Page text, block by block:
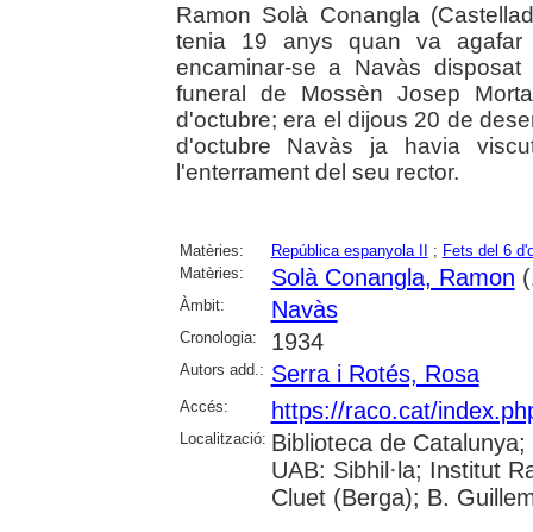
Ramon Solà Conangla
tenia 19 anys quan va agafar
encaminar-se a Navàs
funeral de Mossèn Josep
d'octubre; era el dijous 20 de
d'octubre Navàs ja havia
l'enterrament del seu rector.
Matèries: República espanyola II ; Fets del 6
Matèries:
Solà Conangla, Ramon
Àmbit: Navàs
Cronologia: 1934
Autors add.: Serra i Rotés, Rosa
Accés: https://raco.cat/
Localització: Biblioteca de
UAB: Sibhil·la; Institut
Cluet (Berga); B.